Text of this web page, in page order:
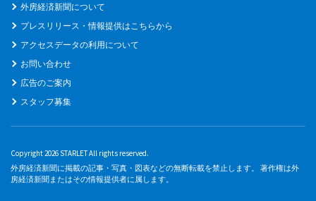
外房経済新聞について
プレスリリース・情報提供はこちらから
アクセスデータの利用について
お問い合わせ
広告のご案内
スタッフ募集
Copyright 2026 STARLET All rights reserved.
外房経済新聞に掲載の記事・写真・図表などの無断転載を禁止します。 著作権は外
房経済新聞またはその情報提供者に属します。